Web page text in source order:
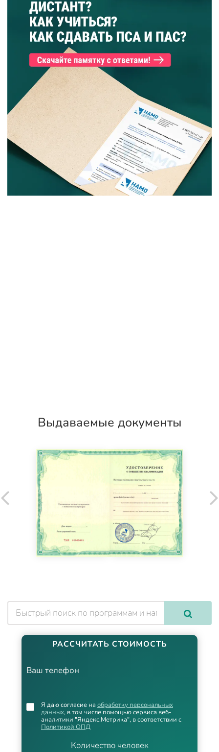
Выдаваемые документы
РАССЧИТАТЬ СТОИМОСТЬ
Ваш телефон
Количество человек
Я даю согласие на обработку персональных
данных, в том числе помощью сервиса веб-
аналитики "Яндекс.Метрика", в соответствии с
Политикой ОПД